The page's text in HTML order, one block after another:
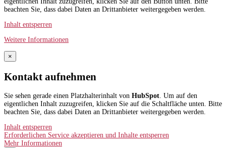
beachten Sie, dass dabei Daten an Drittanbieter weitergegeben werden.
Inhalt entsperren
Weitere Informationen
×
Kontakt aufnehmen
Sie sehen gerade einen Platzhalterinhalt von HubSpot. Um auf den
eigentlichen Inhalt zuzugreifen, klicken Sie auf die Schaltfläche unten. Bitte
beachten Sie, dass dabei Daten an Drittanbieter weitergegeben werden.
Inhalt entsperren
Erforderlichen Service akzeptieren und Inhalte entsperren
Mehr Informationen